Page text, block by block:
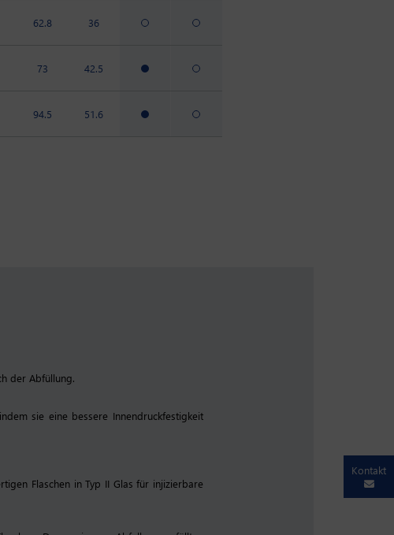
62.8 36
73 42.5
94.5 51.6
der Abfüllung.
sie eine bessere Innendruckfestigkeit
Flaschen in Typ II Glas für injizierbare
Kontakt